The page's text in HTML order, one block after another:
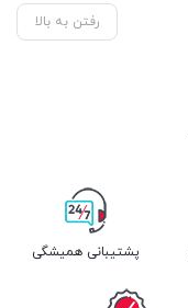
رفتن به بالا
پشتیبانی همیشگی